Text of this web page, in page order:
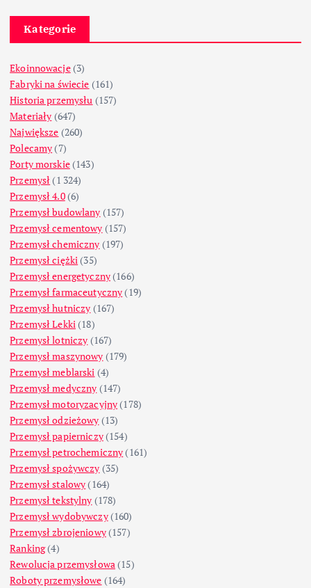
Kategorie
Ekoinnowacje(3)
Fabryki na świecie (161)
Historia przemysłu (157)
Materiały (647)
Największe (260)
Polecamy (7)
Porty morskie(143)
Przemysł (1 324)
Przemysł 4.0(6)
Przemysł budowlany (157)
Przemysł cementowy (157)
Przemysł chemiczny (197)
Przemysł ciężki (35)
Przemysł energetyczny (166)
Przemysł farmaceutyczny (19)
Przemysł hutniczy (167)
Przemysł Lekki (18)
Przemysł lotniczy (167)
Przemysł maszynowy (179)
Przemysł meblarski (4)
Przemysł medyczny (147)
Przemysł motoryzacyjny (178)
Przemysł odzieżowy (13)
Przemysł papierniczy(154)
Przemysł petrochemiczny (161)
Przemysł spożywczy (35)
Przemysł stalowy (164)
Przemysł tekstylny (178)
Przemysł wydobywczy(160)
Przemysł zbrojeniowy(157)
Ranking(4)
Rewolucja przemysłowa (15)
Roboty przemysłowe (164)